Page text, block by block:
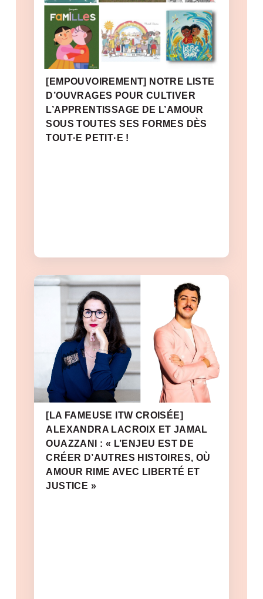
[EMPOUVOIREMENT] NOTRE LISTE
D’OUVRAGES POUR CULTIVER
L’APPRENTISSAGE DE L’AMOUR
SOUS TOUTES SES FORMES DÈS
TOUT·E PETIT·E !
[LA FAMEUSE ITW CROISÉE]
ALEXANDRA LACROIX ET JAMAL
OUAZZANI : « L’ENJEU EST DE
CRÉER D’AUTRES HISTOIRES, OÙ
AMOUR RIME AVEC LIBERTÉ ET
JUSTICE »